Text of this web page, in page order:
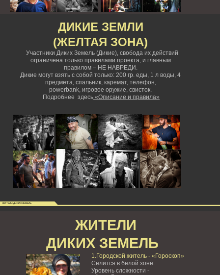
ДИКИЕ ЗЕМЛИ
(ЖЕЛТАЯ ЗОНА)
Участники Диких Земель (Дикие), свобода их действий
ограничена только правилами проекта, и главным
правилом – НЕ НАВРЕДИ.
Дикие могут взять с собой только: 200 гр. еды, 1 л воды, 4
предмета, спальник, каремат, телефон,
powerbank, игровое оружие, свисток.
Подробнее здесь «Описание и правила»
ЖИТЕЛИ ДИКИХ ЗЕМЕЛЬ
ЖИТЕЛИ
ДИКИХ ЗЕМЕЛЬ
1.Городской житель - «Гороскоп»
Селится в белой зоне.
Уровень сложности -